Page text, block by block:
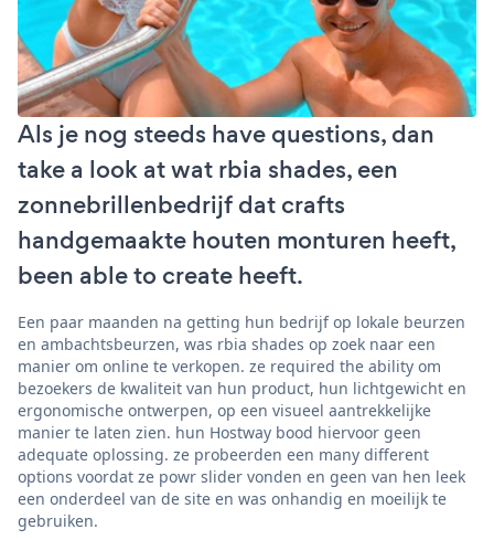
Als je nog steeds have questions, dan
take a look at wat rbia shades, een
zonnebrillenbedrijf dat crafts
handgemaakte houten monturen heeft,
been able to create heeft.
Een paar maanden na getting hun bedrijf op lokale beurzen
en ambachtsbeurzen, was rbia shades op zoek naar een
manier om online te verkopen. ze required the ability om
bezoekers de kwaliteit van hun product, hun lichtgewicht en
ergonomische ontwerpen, op een visueel aantrekkelijke
manier te laten zien. hun Hostway bood hiervoor geen
adequate oplossing. ze probeerden een many different
options voordat ze powr slider vonden en geen van hen leek
een onderdeel van de site en was onhandig en moeilijk te
gebruiken.